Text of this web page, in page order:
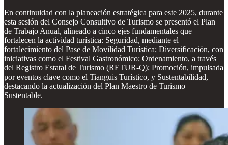
En continuidad con la planeación estratégica para este 2025, durante
esta sesión del Consejo Consultivo de Turismo se presentó el Plan
de Trabajo Anual, alineado a cinco ejes fundamentales que
fortalecen la actividad turística: Seguridad, mediante el
fortalecimiento del Pase de Movilidad Turística; Diversificación, con
iniciativas como el Festival Gastronómico; Ordenamiento, a través
del Registro Estatal de Turismo (RETUR-Q); Promoción, impulsada
por eventos clave como el Tianguis Turístico, y Sustentabilidad,
destacando la actualización del Plan Maestro de Turismo
Sustentable.